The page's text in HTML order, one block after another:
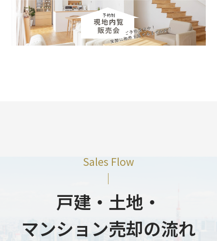
Sales Flow
戸建・土地・
マンション売却の流れ